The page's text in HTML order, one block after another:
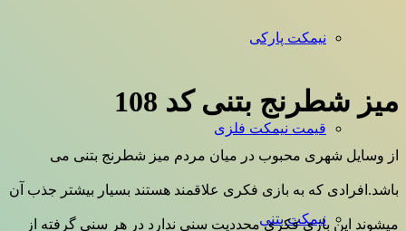
نیمکت پارکی
قیمت نیمکت فلزی
نیمکت بتنی
میز شطرنج بتنی کد 108
از وسایل شهری محبوب در میان مردم میز شطرنج بتنی می
باشد.افرادی که به بازی فکری علاقمند هستند بسیار بیشتر جذب آن
میشوند این بازی فکری محددیت سنی ندارد در هر سنی گرفته از